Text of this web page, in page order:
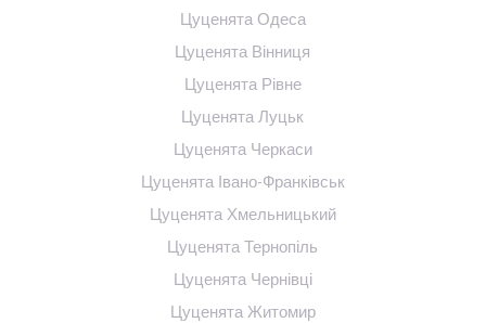
Цуценята Одеса
Цуценята Вінниця
Цуценята Рівне
Цуценята Луцьк
Цуценята Черкаси
Цуценята Івано-Франківськ
Цуценята Хмельницький
Цуценята Тернопіль
Цуценята Чернівці
Цуценята Житомир